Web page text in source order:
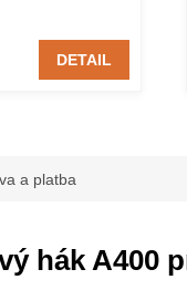
DETAIL
a platba
hák A400